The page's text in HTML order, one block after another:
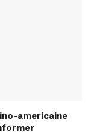
americaine